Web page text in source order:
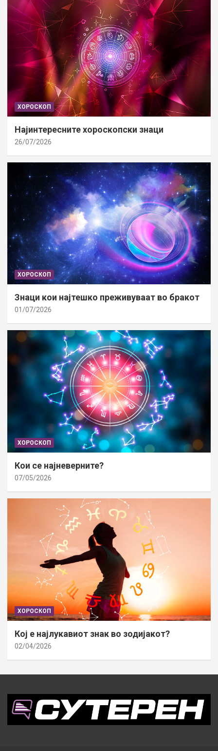
ХОРОСКОП
Најинтересните хороскопски знаци
26/07/2026
ХОРОСКОП
Знаци кои најтешко преживуваат во бракот
01/07/2026
ХОРОСКОП
Кои се најневерните?
07/05/2026
ХОРОСКОП
Кој е најлукавиот знак во зодијакот?
02/04/2026